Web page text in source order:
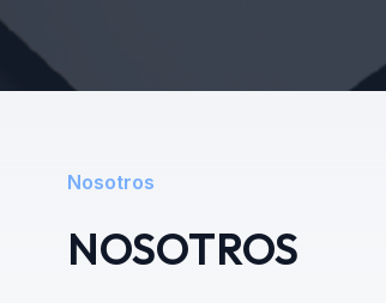
Nosotros
NOSOTROS